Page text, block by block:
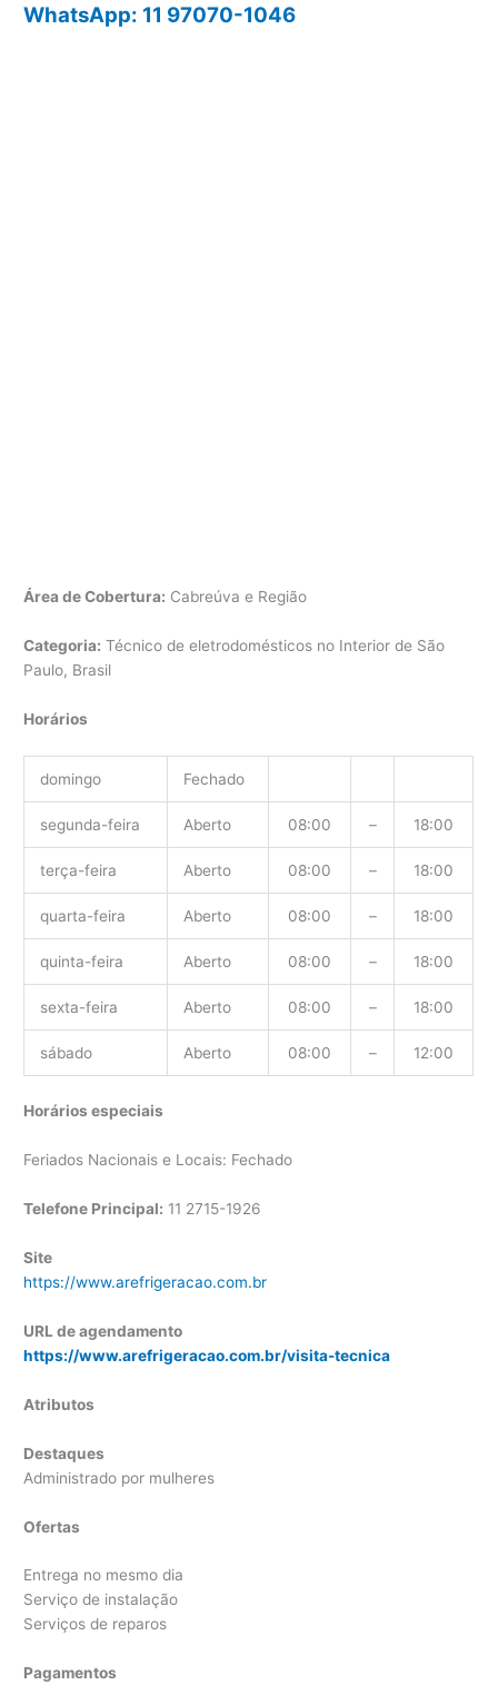
WhatsApp: 11 97070-1046
Área de Cobertura: Cabreúva e Região
Categoria: Técnico de eletrodomésticos no Interior de São
Paulo, Brasil
Horários
domingo Fechado
segunda-feira Aberto 08:00 – 18:00
terça-feira Aberto 08:00 – 18:00
quarta-feira Aberto 08:00 – 18:00
quinta-feira Aberto 08:00 – 18:00
sexta-feira Aberto 08:00 – 18:00
sábado Aberto 08:00 – 12:00
Horários especiais
Feriados Nacionais e Locais: Fechado
Telefone Principal: 11 2715-1926
Site
https://www.arefrigeracao.com.br
URL de agendamento
https://www.arefrigeracao.com.br/visita-tecnica
Atributos
Destaques
Administrado por mulheres
Ofertas
Entrega no mesmo dia
Serviço de instalação
Serviços de reparos
Pagamentos